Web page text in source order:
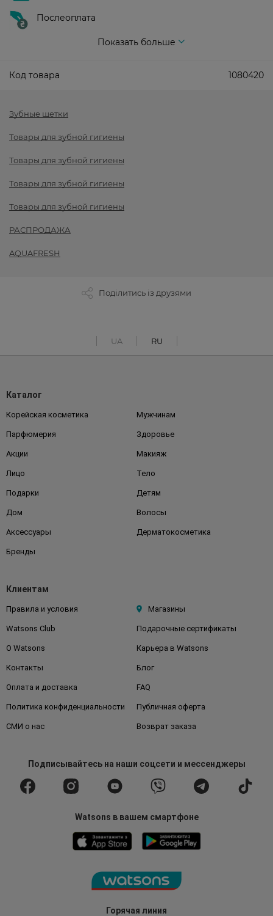
Послеоплата
Показать больше
Код товара 1080420
Зубные щетки
Товары для зубной гигиены
Товары для зубной гигиены
Товары для зубной гигиены
Товары для зубной гигиены
РАСПРОДАЖА
AQUAFRESH
Поділитись із друзями
UA RU
Горячая линия
Каталог
Корейская косметика Мужчинам
Парфюмерия Здоровье
Акции Макияж
Лицо Тело
Подарки Детям
Дом Волосы
Аксессуары Дерматокосметика
Бренды
Клиентам
Правила и условия Магазины
Watsons Club Подарочные сертификаты
О Watsons Карьера в Watsons
Контакты Блог
Оплата и доставка FAQ
Политика конфиденциальности Публичная оферта
СМИ о нас Возврат заказа
Подписывайтесьна наши соцсети и мессенджеры
Watsons в вашем смартфоне